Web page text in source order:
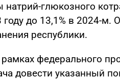
натрий-глюкозного
году до 13,1% в 2024-м.
республики.
федерального
довести указанный